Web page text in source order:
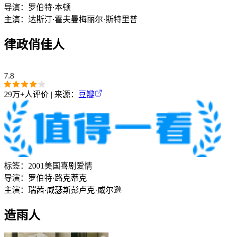
导演： 罗伯特·本顿
主演： 达斯汀·霍夫曼梅丽尔·斯特里普
律政俏佳人